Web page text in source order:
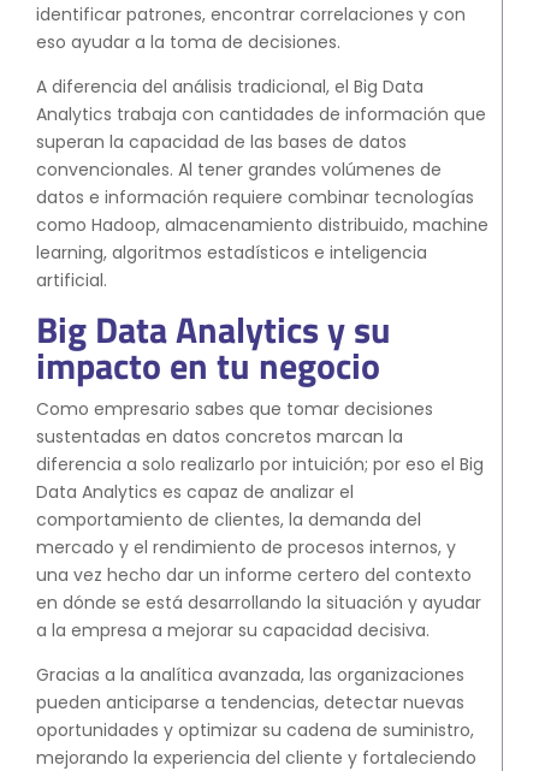
Únete a ellos
identificar patrones, encontrar correlaciones y con
eso ayudar a la toma de decisiones.
A diferencia del análisis tradicional, el Big Data
Analytics trabaja con cantidades de información que
superan la capacidad de las bases de datos
convencionales. Al tener grandes volúmenes de
datos e información requiere combinar tecnologías
como Hadoop, almacenamiento distribuido, machine
learning, algoritmos estadísticos e inteligencia
artificial.
Big Data Analytics y su
impacto en tu negocio
Como empresario sabes que tomar decisiones
sustentadas en datos concretos marcan la
diferencia a solo realizarlo por intuición; por eso el Big
Data Analytics es capaz de analizar el
comportamiento de clientes, la demanda del
mercado y el rendimiento de procesos internos, y
una vez hecho dar un informe certero del contexto
en dónde se está desarrollando la situación y ayudar
a la empresa a mejorar su capacidad decisiva.
Gracias a la analítica avanzada, las organizaciones
pueden anticiparse a tendencias, detectar nuevas
oportunidades y optimizar su cadena de suministro,
mejorando la experiencia del cliente y fortaleciendo